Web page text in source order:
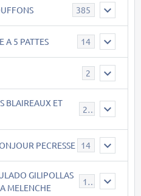
385
A 5 PATTES 14
2
BLAIREAUX ET
21
PECRESSE 14
GILIPOLLAS
MELENCHE
119